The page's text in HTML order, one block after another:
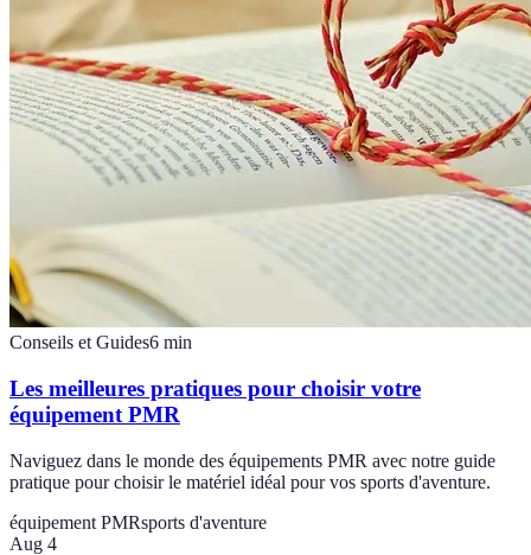
Conseils et Guides6 min
Les meilleures pratiques pour choisir votre
équipement PMR
Naviguez dans le monde des équipements PMR avec notre guide
pratique pour choisir le matériel idéal pour vos sports d'aventure.
équipement PMRsports d'aventure
Aug 4